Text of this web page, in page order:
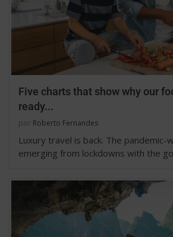
Five charts that show why our
ready...
por Roberto Fernandes
Luxury travel is back. The pandemic-
emerging from lockdowns with the